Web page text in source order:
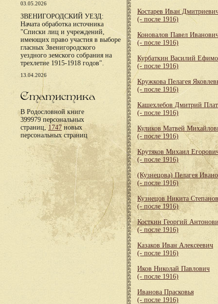
03.05.2026
ЗВЕНИГОРОДСКИЙ УЕЗД:
Начата обработка источника
"Списки лиц и учреждений,
имеющих право участия в выборе
гласных Звенигородского
уездного земского собрания на
трехлетие 1915-1918 годов".
13.04.2026
Статистика
В Родословной книге
399979 персональных
страниц, 1747 новых
персональных страниц
Костарев Иван
(- после 1916)
Коновалов Павел
(- после 1916)
Курбаткин Василий
(- после 1916)
Кружкова Пелагея
(- после 1916)
Кашехлебов Дмитрий
(- после 1916)
Куликов Матвей
(- после 1916)
Крутяков Михаил
(- после 1916)
(Кузнецова) Пелагея
(- после 1916)
Кузнецов Никита
(- после 1916)
Косткин Георгий
(- после 1916)
Казаков Иван Алексеевич
(- после 1916)
Иков Николай Павлович
(- после 1916)
Иванова Прасковья
(- после 1916)